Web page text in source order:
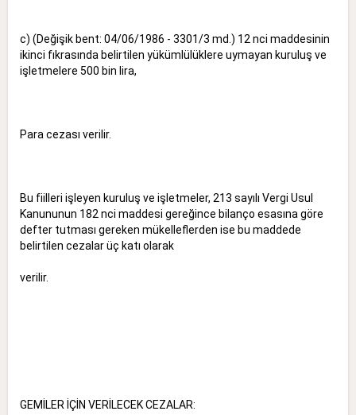
c) (Değişik bent: 04/06/1986 - 3301/3 md.) 12 nci maddesinin
ikinci fıkrasında belirtilen yükümlülüklere uymayan kuruluş ve
işletmelere 500 bin lira,
Para cezası verilir.
Bu fiilleri işleyen kuruluş ve işletmeler, 213 sayılı Vergi Usul
Kanununun 182 nci maddesi gereğince bilanço esasına göre
defter tutması gereken mükelleflerden ise bu maddede
belirtilen cezalar üç katı olarak
verilir.
GEMİLER İÇİN VERİLECEK CEZALAR: